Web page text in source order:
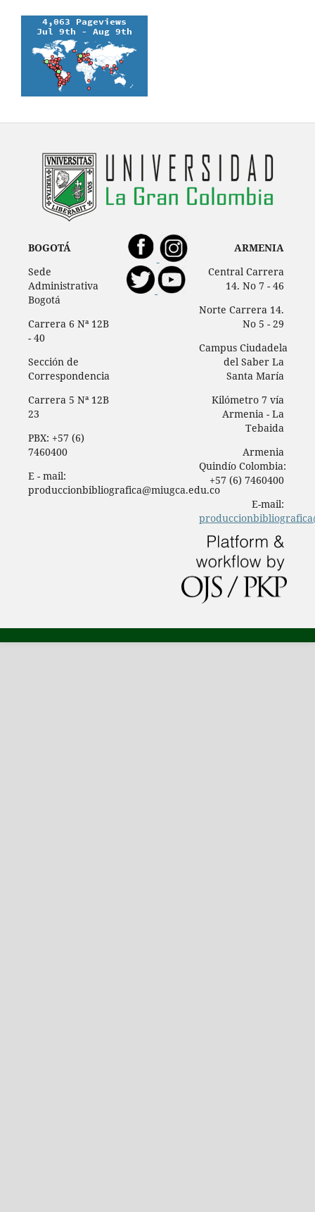
BOGOTÁ
Sede
Administrativa
Bogotá
Carrera 6 Nª 12B
- 40
Sección de
Correspondencia
Carrera 5 Nª 12B
23
PBX: +57 (6)
7460400
E - mail:
produccionbibliografica@miugca.edu.co
ARMENIA
Central Carrera
14. No 7 - 46
Norte Carrera 14.
No 5 - 29
Campus Ciudadela
del Saber La
Santa María
Kilómetro 7 vía
Armenia - La
Tebaida
Armenia
Quindío Colombia:
+57 (6) 7460400
E-mail: